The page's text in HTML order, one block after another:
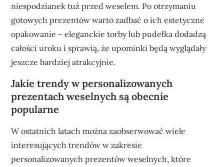
niespodzianek tuż przed weselem. Po otrzymaniu
gotowych prezentów warto zadbać o ich estetyczne
opakowanie – eleganckie torby lub pudełka dodadzą
całości uroku i sprawią, że upominki będą wyglądały
jeszcze bardziej atrakcyjnie.
Jakie trendy w personalizowanych
prezentach weselnych są obecnie
popularne
W ostatnich latach można zaobserwować wiele
interesujących trendów w zakresie
personalizowanych prezentów weselnych, które